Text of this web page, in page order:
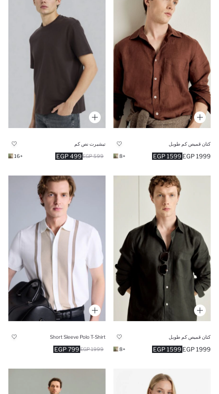
كتان قميص كم طويل
1599 EGP 1999 EGP
+8
تيشيرت نص كم
499 EGP 599 EGP
+16
كتان قميص كم طويل
1599 EGP 1999 EGP
+8
Short Sleeve Polo T-Shirt
799 EGP 1999 EGP